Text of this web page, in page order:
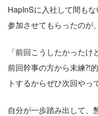
HapInSに入社して間も
参加させてもらったのが
「前回こうしたかったけ
前回幹事の方から未練⁈
トするからぜひ次回やっ
自分が一歩踏み出して、